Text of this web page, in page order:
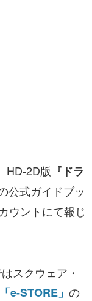
HD-2D版 『ドラ
公式ガイドブッ
ウントにて報じ
スクウェア・
「e-STORE」 の